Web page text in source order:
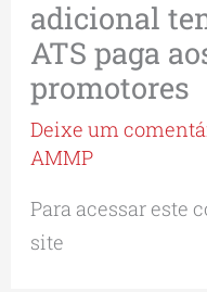
adicional
ATS paga
promotores
Deixe um
AMMP
Para acessar este
site